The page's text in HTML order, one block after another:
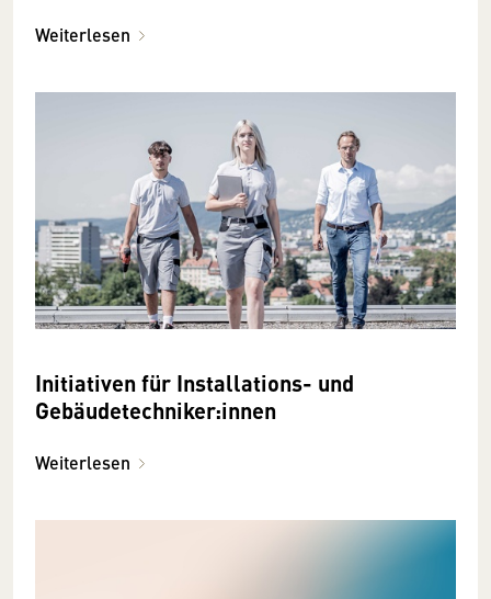
Weiterlesen
Initiativen für Installations- und
Gebäudetechniker:innen
Weiterlesen